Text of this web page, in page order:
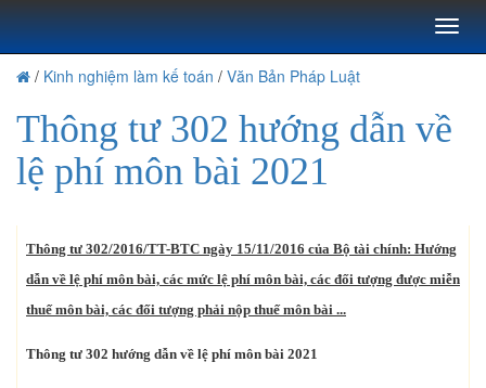
Toggle
/ Kinh nghiệm làm kế toán / Văn Bản Pháp Luật
Thông tư 302 hướng dẫn về
lệ phí môn bài 2021
Thông tư 302/2016/TT-BTC ngày 15/11/2016 của Bộ tài chính: Hướng
dẫn về lệ phí môn bài, các mức lệ phí môn bài, các đối tượng được miễn
thuế môn bài, các đối tượng phải nộp thuế môn bài ...
Thông tư 302 hướng dẫn về lệ phí môn bài 2021